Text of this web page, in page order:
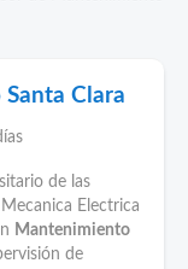
Clara
de las
Electrica
Mantenimiento
de